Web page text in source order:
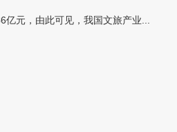
元，由此可见，我国文旅产业...